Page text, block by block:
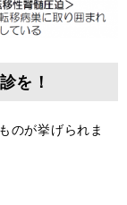
を！
のが挙げられま